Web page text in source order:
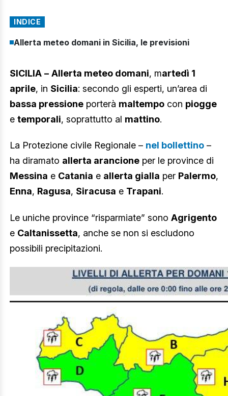
INDICE
Allerta meteo domani in Sicilia, le previsioni
SICILIA – Allerta meteo domani, martedì 1
aprile, in Sicilia: secondo gli esperti, un’area di
bassa pressione porterà maltempo con piogge
e temporali, soprattutto al mattino.
La Protezione civile Regionale – nel bollettino –
ha diramato allerta arancione per le province di
Messina e Catania e allerta gialla per Palermo,
Enna, Ragusa, Siracusa e Trapani.
Le uniche province “risparmiate” sono Agrigento
e Caltanissetta, anche se non si escludono
possibili precipitazioni.